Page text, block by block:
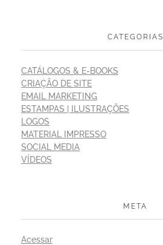
CATEGORIAS
CATÁLOGOS & E-BOOKS
CRIAÇÃO DE SITE
EMAIL MARKETING
ESTAMPAS | ILUSTRAÇÕES
LOGOS
MATERIAL IMPRESSO
SOCIAL MEDIA
VÍDEOS
META
Acessar